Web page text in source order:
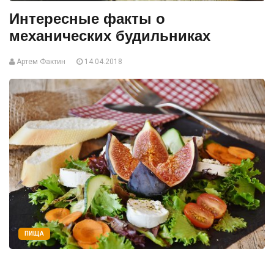
Интересные факты о
механических будильниках
Артем Фактин 14.04.2018
ПИЩА